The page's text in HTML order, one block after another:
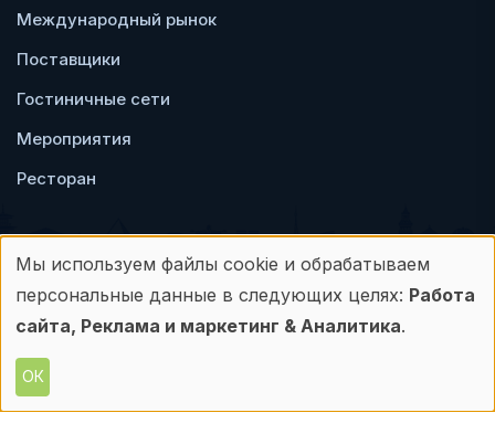
Международный рынок
Поставщики
Гостиничные сети
Мероприятия
Ресторан
Пользовательское
соглашение
Политика
конфиденциальности
Любое использование материалов с данного
Использование
персональных
данных
и
Мы используем файлы cookie и обрабатываем
персональные данные в следующих целях: Работа
сайта, Реклама и маркетинг & Аналитика.
ОК